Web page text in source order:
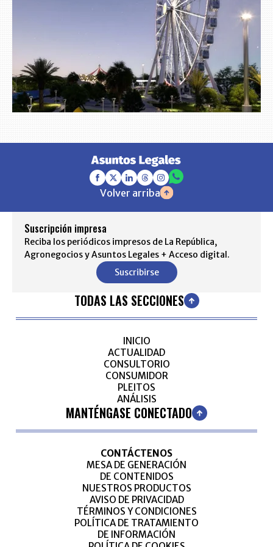
Volver arriba
Suscripción impresa
Reciba los periódicos impresos de La República,
Agronegocios y Asuntos Legales + Acceso digital.
Suscribirse
TODAS LAS SECCIONES
INICIO
ACTUALIDAD
CONSULTORIO
CONSUMIDOR
PLEITOS
ANÁLISIS
MANTÉNGASE CONECTADO
CONTÁCTENOS
MESA DE GENERACIÓN
DE CONTENIDOS
NUESTROS PRODUCTOS
AVISO DE PRIVACIDAD
TÉRMINOS Y CONDICIONES
POLÍTICA DE TRATAMIENTO
DE INFORMACIÓN